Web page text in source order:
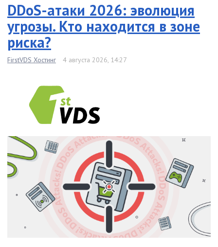
DDoS-атаки 2026: эволюция
угрозы. Кто находится в зоне
риска?
FirstVDS Хостинг 4 августа 2026, 14:27